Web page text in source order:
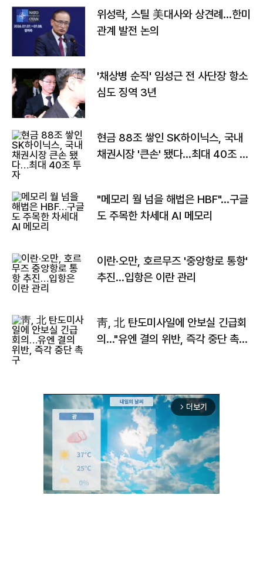
위성락, 스틸 美대사와 상견례…한미
관계 발전 논의
'채상병 순직' 임성근 전 사단장 항소
심도 징역 3년
현금 88조 쌓인 SK하이닉스, 국내
채권시장 '큰손' 됐다…최대 40조 투
"메모리 월 넘을 해법은 HBF"…구글
도 주목한 차세대 AI 메모리
이란·오만, 호르무즈 '중앙항로 통항'
추진…입항은 이란 관리
靑, 北 탄도미사일에 안보실 긴급회
의…"유엔 결의 위반, 즉각 중단 촉
arrow_forward_ios 더보기